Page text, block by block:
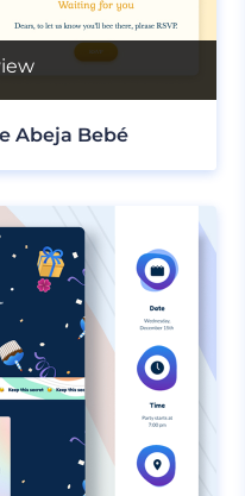
Abeja Bebé